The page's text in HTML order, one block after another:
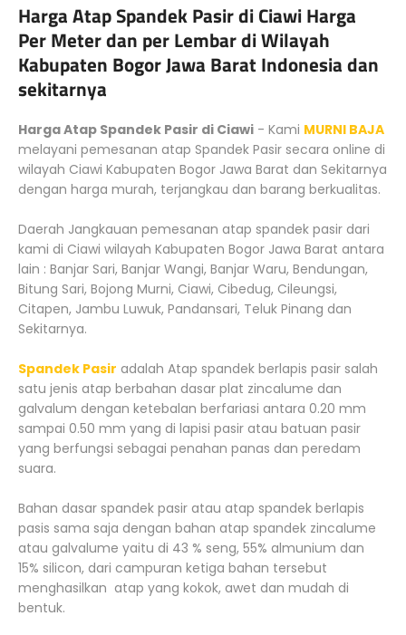
Harga Atap Spandek Pasir di Ciawi Harga
Per Meter dan per Lembar di Wilayah
Kabupaten Bogor Jawa Barat Indonesia dan
sekitarnya
Harga Atap Spandek Pasir di Ciawi - Kami MURNI BAJA
melayani pemesanan atap Spandek Pasir secara online di
wilayah Ciawi Kabupaten Bogor Jawa Barat dan Sekitarnya
dengan harga murah, terjangkau dan barang berkualitas.
Daerah Jangkauan pemesanan atap spandek pasir dari
kami di Ciawi wilayah Kabupaten Bogor Jawa Barat antara
lain : Banjar Sari, Banjar Wangi, Banjar Waru, Bendungan,
Bitung Sari, Bojong Murni, Ciawi, Cibedug, Cileungsi,
Citapen, Jambu Luwuk, Pandansari, Teluk Pinang dan
Sekitarnya.
Spandek Pasir adalah Atap spandek berlapis pasir salah
satu jenis atap berbahan dasar plat zincalume dan
galvalum dengan ketebalan berfariasi antara 0.20 mm
sampai 0.50 mm yang di lapisi pasir atau batuan pasir
yang berfungsi sebagai penahan panas dan peredam
suara.
Bahan dasar spandek pasir atau atap spandek berlapis
pasis sama saja dengan bahan atap spandek zincalume
atau galvalume yaitu di 43 % seng, 55% almunium dan
15% silicon, dari campuran ketiga bahan tersebut
menghasilkan atap yang kokok, awet dan mudah di
bentuk.